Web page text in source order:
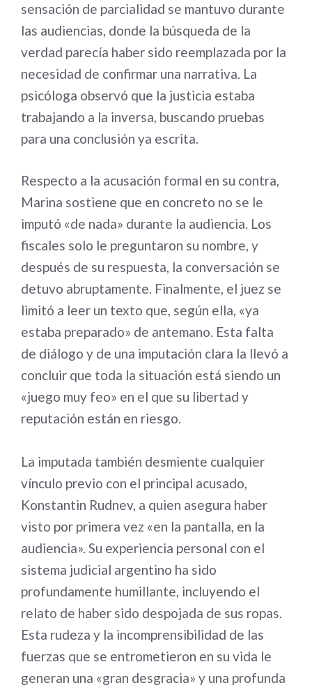
sensación de parcialidad se mantuvo durante
las audiencias, donde la búsqueda de la
verdad parecía haber sido reemplazada por la
necesidad de confirmar una narrativa. La
psicóloga observó que la justicia estaba
trabajando a la inversa, buscando pruebas
para una conclusión ya escrita.
Respecto a la acusación formal en su contra,
Marina sostiene que en concreto no se le
imputó «de nada» durante la audiencia. Los
fiscales solo le preguntaron su nombre, y
después de su respuesta, la conversación se
detuvo abruptamente. Finalmente, el juez se
limitó a leer un texto que, según ella, «ya
estaba preparado» de antemano. Esta falta
de diálogo y de una imputación clara la llevó a
concluir que toda la situación está siendo un
«juego muy feo» en el que su libertad y
reputación están en riesgo.
La imputada también desmiente cualquier
vínculo previo con el principal acusado,
Konstantin Rudnev, a quien asegura haber
visto por primera vez «en la pantalla, en la
audiencia». Su experiencia personal con el
sistema judicial argentino ha sido
profundamente humillante, incluyendo el
relato de haber sido despojada de sus ropas.
Esta rudeza y la incomprensibilidad de las
fuerzas que se entrometieron en su vida le
generan una «gran desgracia» y una profunda